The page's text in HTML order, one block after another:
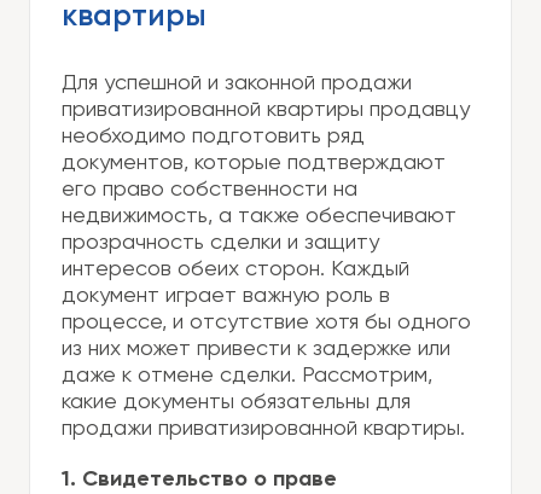
квартиры
Для успешной и законной продажи
приватизированной квартиры продавцу
необходимо подготовить ряд
документов, которые подтверждают
его право собственности на
недвижимость, а также обеспечивают
прозрачность сделки и защиту
интересов обеих сторон. Каждый
документ играет важную роль в
процессе, и отсутствие хотя бы одного
из них может привести к задержке или
даже к отмене сделки. Рассмотрим,
какие документы обязательны для
продажи приватизированной квартиры.
1. Свидетельство о праве